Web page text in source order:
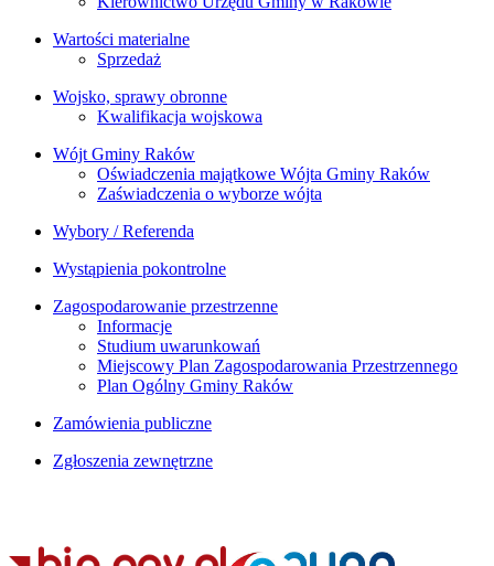
Wartości materialne
Sprzedaż
Wojsko, sprawy obronne
Kwalifikacja wojskowa
Wójt Gminy Raków
Oświadczenia majątkowe Wójta Gminy Raków
Zaświadczenia o wyborze wójta
Wybory / Referenda
Wystąpienia pokontrolne
Zagospodarowanie przestrzenne
Informacje
Studium uwarunkowań
Miejscowy Plan Zagospodarowania Przestrzennego
Plan Ogólny Gminy Raków
Zamówienia publiczne
Zgłoszenia zewnętrzne